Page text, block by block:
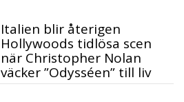
Italien blir återigen
Hollywoods tidlösa scen
när Christopher Nolan
väcker ”Odysséen” till liv